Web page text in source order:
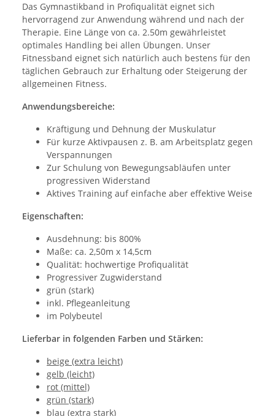
Das Gymnastikband in Profiqualität eignet sich
hervorragend zur Anwendung während und nach der
Therapie. Eine Länge von ca. 2.50m gewährleistet
optimales Handling bei allen Übungen. Unser
Fitnessband eignet sich natürlich auch bestens für den
täglichen Gebrauch zur Erhaltung oder Steigerung der
allgemeinen Fitness.
Anwendungsbereiche:
Kräftigung und Dehnung der Muskulatur
Für kurze Aktivpausen z. B. am Arbeitsplatz gegen
Verspannungen
Zur Schulung von Bewegungsabläufen unter
progressiven Widerstand
Aktives Training auf einfache aber effektive Weise
Eigenschaften:
Ausdehnung: bis 800%
Maße: ca. 2,50m x 14,5cm
Qualität: hochwertige Profiqualität
Progressiver Zugwiderstand
grün (stark)
inkl. Pflegeanleitung
im Polybeutel
Lieferbar in folgenden Farben und Stärken:
beige (extra leicht)
gelb (leicht)
rot (mittel)
grün (stark)
blau (extra stark)